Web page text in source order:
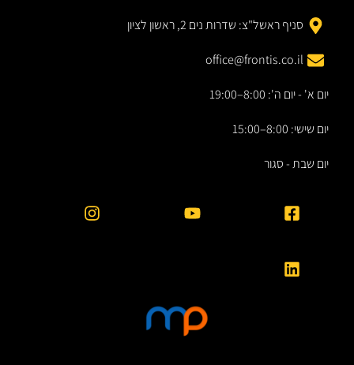
סניף ראשל"צ: שדרות נים 2, ראשון לציון
office@frontis.co.il
יום א' - יום ה': 8:00–19:00
יום שישי: 8:00–15:00
יום שבת - סגור